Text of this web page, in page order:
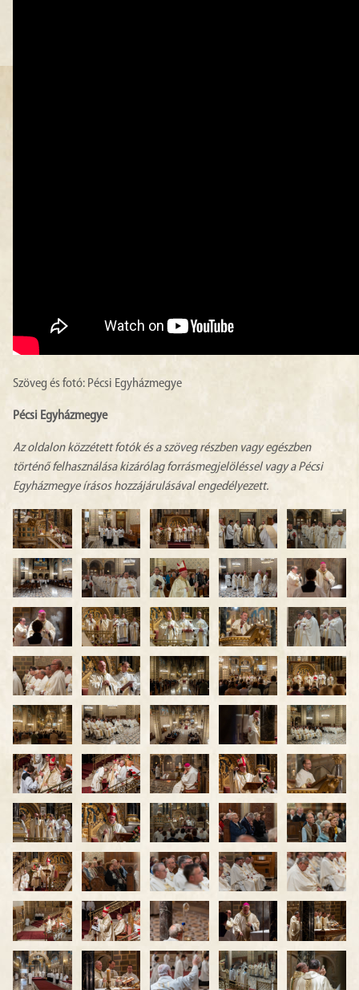
Szöveg és fotó: Pécsi Egyházmegye
Pécsi Egyházmegye
Az oldalon közzétett fotók és a szöveg részben vagy egészben
történő felhasználása kizárólag forrásmegjelöléssel vagy a Pécsi
Egyházmegye írásos hozzájárulásával engedélyezett.